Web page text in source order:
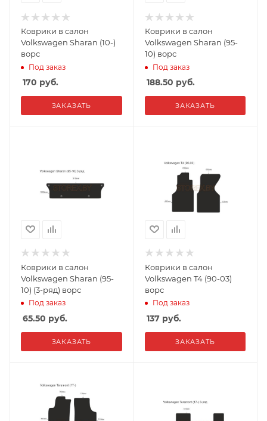
Коврики в салон
Volkswagen Sharan (10-)
ворс
Под заказ
170 руб.
ЗАКАЗАТЬ
Коврики в салон
Volkswagen Sharan (95-
10) ворс
Под заказ
188.50 руб.
ЗАКАЗАТЬ
Коврики в салон
Volkswagen Sharan (95-
10) (3-ряд) ворс
Под заказ
65.50 руб.
ЗАКАЗАТЬ
Коврики в салон
Volkswagen T4 (90-03)
ворс
Под заказ
137руб.
ЗАКАЗАТЬ